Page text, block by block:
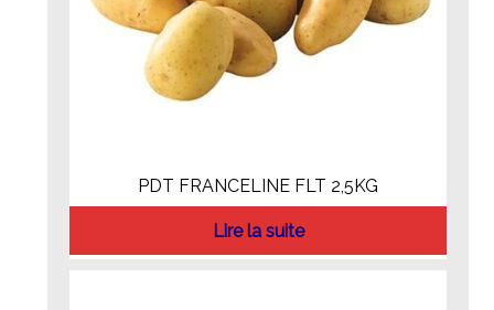
PDT FRANCELINE FLT 2,5KG
Lire la suite